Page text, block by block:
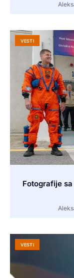
VESTI
Fotografije
VESTI